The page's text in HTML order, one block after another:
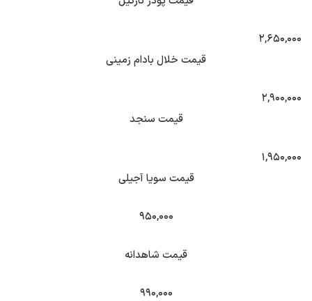
۲,۶۵۰,۰۰۰
قیمت خلال بادام زمینی
۲,۹۰۰,۰۰۰
قیمت سنجد
۱,۹۵۰,۰۰۰
قیمت سویا آجیلی
۹۵۰,۰۰۰
قیمت شاهدانه
۹۹۰,۰۰۰